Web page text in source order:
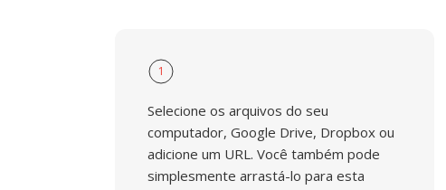
1
Selecione os arquivos do seu
computador, Google Drive, Dropbox ou
adicione um URL. Você também pode
simplesmente arrastá-lo para esta